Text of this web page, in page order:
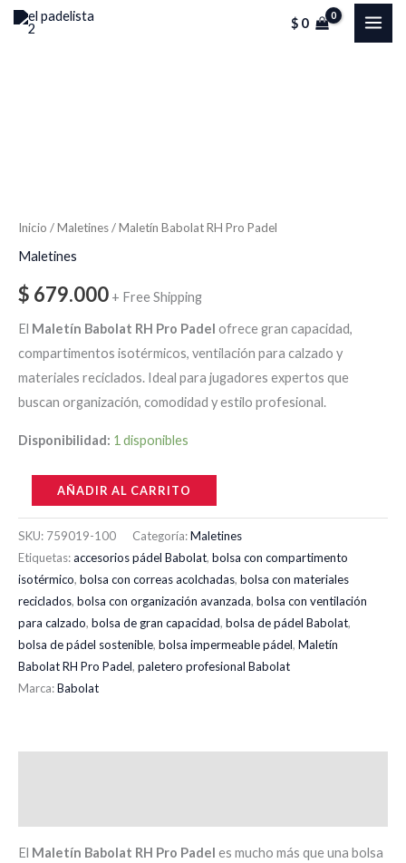
$0
Inicio /Maletines/ Maletín Babolat RH Pro Padel
Maletines
$ 679.000 + Free Shipping
El Maletín Babolat RH Pro Padel ofrece gran capacidad,
compartimentos isotérmicos, ventilación para calzado y
materiales reciclados. Ideal para jugadores expertos que
buscan organización, comodidad y estilo profesional.
Disponibilidad: 1 disponibles
cantidad
AÑADIR AL CARRITO
SKU: 759019-100 Categoría:Maletines
Etiquetas:accesorios pádel Babolat, bolsa con compartimento
isotérmico, bolsa con correas acolchadas, bolsa con materiales
reciclados, bolsa con organización avanzada, bolsa con ventilación
para calzado, bolsa de gran capacidad, bolsa de pádel Babolat,
bolsa de pádel sostenible, bolsa impermeable pádel, Maletín
Babolat RH Pro Padel, paletero profesional Babolat
Marca:Babolat
El Maletín Babolat RH Pro Padel es mucho más que una bolsa